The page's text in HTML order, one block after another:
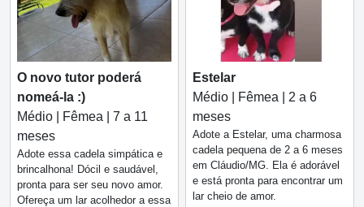
O novo tutor poderá
nomeá-la :)
Médio | Fêmea | 7 a 11
meses
Adote essa cadela simpática e
brincalhona! Dócil e saudável,
pronta para ser seu novo amor.
Ofereça um lar acolhedor a essa
Estelar
Médio | Fêmea | 2 a 6
meses
Adote a Estelar, uma charmosa
cadela pequena de 2 a 6 meses
em Cláudio/MG. Ela é adorável
e está pronta para encontrar um
lar cheio de amor.